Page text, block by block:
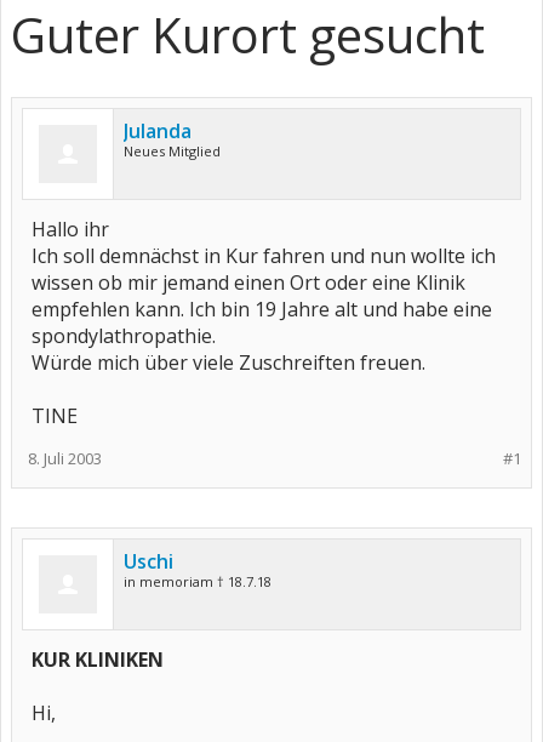
Guter Kurort gesucht
Julanda
Neues Mitglied
Hallo ihr
Ich soll demnächst in Kur fahren und nun wollte ich
wissen ob mir jemand einen Ort oder eine Klinik
empfehlen kann. Ich bin 19 Jahre alt und habe eine
spondylathropathie.
Würde mich über viele Zuschreiften freuen.
TINE
#1
8. Juli 2003
Uschi
in memoriam † 18.7.18
KUR KLINIKEN
Hi,